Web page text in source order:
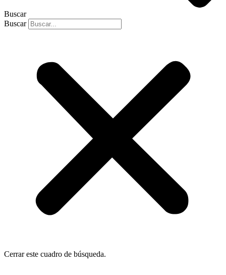
Buscar
Buscar
Cerrar este cuadro de búsqueda.